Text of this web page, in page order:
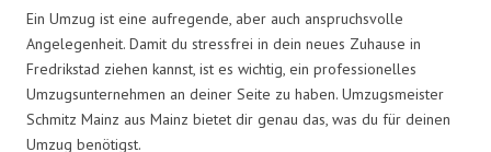
Ein Umzug ist eine aufregende, aber auch anspruchsvolle
Angelegenheit. Damit du stressfrei in dein neues Zuhause in
Fredrikstad ziehen kannst, ist es wichtig, ein professionelles
Umzugsunternehmen an deiner Seite zu haben. Umzugsmeister
Schmitz Mainz aus Mainz bietet dir genau das, was du für deinen
Umzug benötigst.